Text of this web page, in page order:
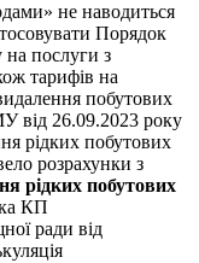
не наводиться
Порядок
послуги з
тарифів на
побутових
від 26.09.2023 року
рідких побутових
розрахунки з
рідких побутових
КП
ради від